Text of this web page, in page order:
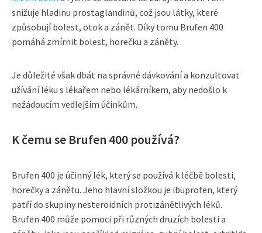
snižuje hladinu prostaglandinů, což jsou látky, které
způsobují bolest, otok a zánět. Díky tomu Brufen 400
pomáhá zmírnit bolest, horečku a záněty.
Je důležité však dbát na správné dávkování a konzultovat
užívání léku s lékařem nebo lékárníkem, aby nedošlo k
nežádoucím vedlejším účinkům.
K čemu se Brufen 400 používá?
Brufen 400 je účinný lék, který se používá k léčbě bolesti,
horečky a zánětu. Jeho hlavní složkou je ibuprofen, který
patří do skupiny nesteroidních protizánětlivých léků.
Brufen 400 může pomoci při různých druzích bolesti a